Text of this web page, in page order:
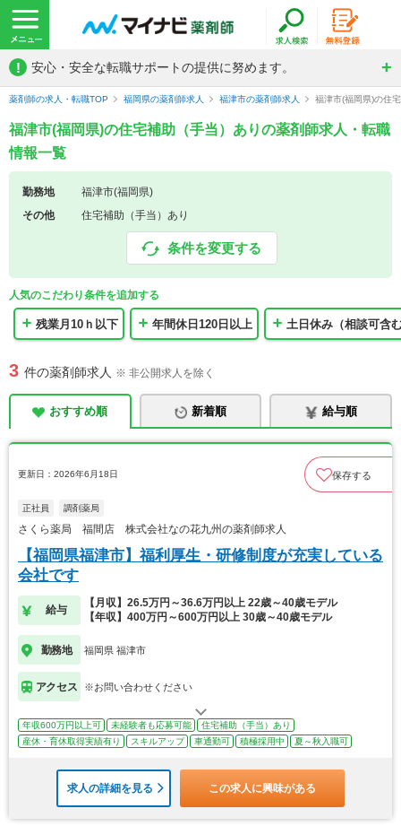
! 安心・安全な転職サポートの提供に努めます。
薬剤師の求人・転職TOP 福岡県の薬剤師求人 福津市の薬剤師求人 福津市(福岡県)の住
福津市(福岡県)の住宅補助（手当）ありの薬剤師求人・転職
情報一覧
勤務地
福津市(福岡県)
その他
住宅補助（手当）あり
条件を変更する
人気のこだわり条件を追加する
残業月10ｈ以下 年間休日120日以上 土日休み（相談可含
3 件の薬剤師求人 ※ 非公開求人を除く
おすすめ順 新着順 給与順
更新日：2026年6月18日 保存する
正社員 調剤薬局
さくら薬局 福間店 株式会社なの花九州の薬剤師求人
【福岡県福津市】福利厚生・研修制度が充実している
会社です
給与
【月収】26.5万円～36.6万円以上 22歳～40歳モデル
【年収】400万円～600万円以上 30歳～40歳モデル
勤務地 福岡県 福津市
アクセス ※お問い合わせください
年収600万円以上可 未経験者も応募可能
住宅補助（手当）あり
産休・育休取得実績有り
スキルアップ 車通勤可 積極採用中 夏～秋入職可
求人の詳細を見る この求人に興味がある